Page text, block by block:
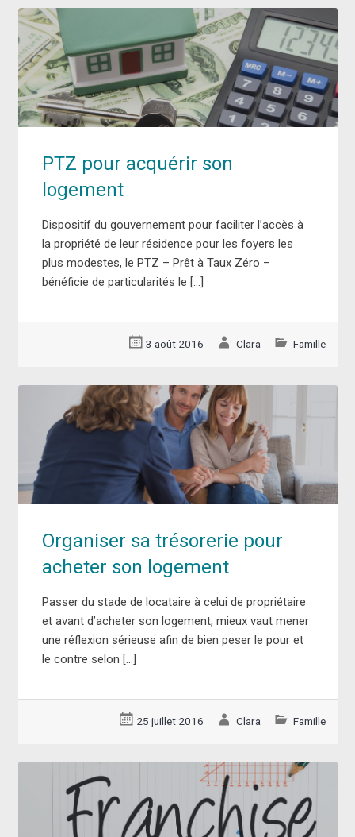
PTZ pour acquérir son
logement
Dispositif du gouvernement pour faciliter l’accès à
la propriété de leur résidence pour les foyers les
plus modestes, le PTZ – Prêt à Taux Zéro –
bénéficie de particularités le […]
3 août 2016 Clara Famille
Organiser sa trésorerie pour
acheter son logement
Passer du stade de locataire à celui de propriétaire
et avant d’acheter son logement, mieux vaut mener
une réflexion sérieuse afin de bien peser le pour et
le contre selon […]
25 juillet 2016 Clara Famille